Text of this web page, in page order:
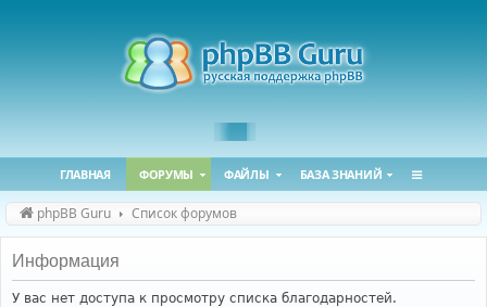
ГЛАВНАЯ ФОРУМЫ ФАЙЛЫ БАЗА ЗНАНИЙ
phpBB Guru Список форумов
Информация
У вас нет доступа к просмотру списка благодарностей.